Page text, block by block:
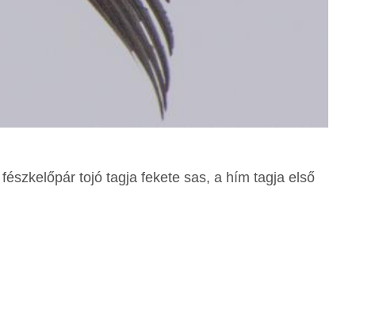
fészkelőpár tojó tagja fekete sas, a hím tagja első